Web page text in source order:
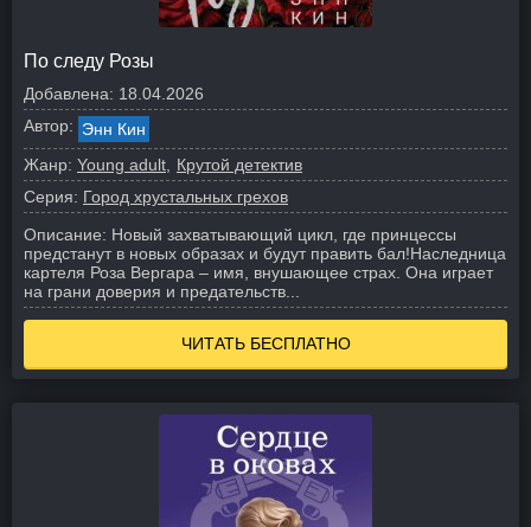
По следу Розы
Добавлена: 18.04.2026
Автор: Энн Кин
Жанр: Young adult
Крутой детектив
Серия: Город хрустальных грехов
Описание: Новый захватывающий цикл, где принцессы
предстанут в новых образах и будут править бал!Наследница
картеля Роза Вергара – имя, внушающее страх. Она играет
на грани доверия и предательств...
ЧИТАТЬ БЕСПЛАТНО